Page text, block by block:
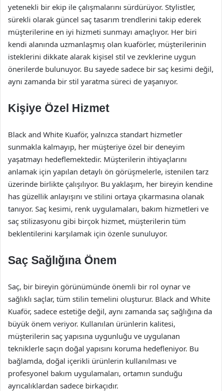
yetenekli bir ekip ile çalışmalarını sürdürüyor. Stylistler,
sürekli olarak güncel saç tasarım trendlerini takip ederek
müşterilerine en iyi hizmeti sunmayı amaçlıyor. Her biri
kendi alanında uzmanlaşmış olan kuaförler, müşterilerinin
isteklerini dikkate alarak kişisel stil ve zevklerine uygun
önerilerde bulunuyor. Bu sayede sadece bir saç kesimi değil,
aynı zamanda bir stil yaratma süreci de yaşanıyor.
Kişiye Özel Hizmet
Black and White Kuaför, yalnızca standart hizmetler
sunmakla kalmayıp, her müşteriye özel bir deneyim
yaşatmayı hedeflemektedir. Müşterilerin ihtiyaçlarını
anlamak için yapılan detaylı ön görüşmelerle, istenilen tarz
üzerinde birlikte çalışılıyor. Bu yaklaşım, her bireyin kendine
has güzellik anlayışını ve stilini ortaya çıkarmasına olanak
tanıyor. Saç kesimi, renk uygulamaları, bakım hizmetleri ve
saç stilizasyonu gibi birçok hizmet, müşterilerin tüm
beklentilerini karşılamak için özenle sunuluyor.
Saç Sağlığına Önem
Saç, bir bireyin görünümünde önemli bir rol oynar ve
sağlıklı saçlar, tüm stilin temelini oluşturur. Black and White
Kuaför, sadece estetiğe değil, aynı zamanda saç sağlığına da
büyük önem veriyor. Kullanılan ürünlerin kalitesi,
müşterilerin saç yapısına uygunluğu ve uygulanan
tekniklerle saçın doğal yapısını koruma hedefleniyor. Bu
bağlamda, doğal içerikli ürünlerin kullanılması ve
profesyonel bakım uygulamaları, ortamın sunduğu
ayrıcalıklardan sadece birkaçıdır.